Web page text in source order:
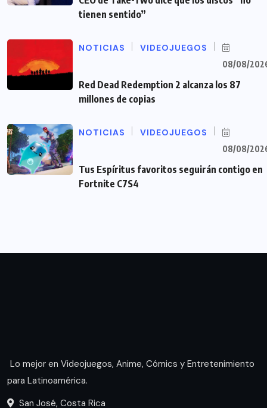
tienen sentido”
NOTICIAS VIDEOJUEGOS
08/08/
Red Dead Redemption 2 alcanza los 87
millones de copias
NOTICIAS VIDEOJUEGOS
08/08/
Tus Espíritus favoritos seguirán contigo en
Fortnite C7S4
Lo mejor en Videojuegos, Anime, Cómics y Entretenimiento
para Latinoamérica.
San José, Costa Rica